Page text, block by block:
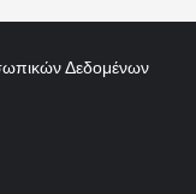
Δεδομένων